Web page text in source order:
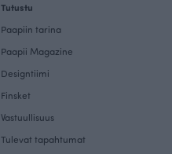
Tutustu
Paapiin tarina
Paapii Magazine
Designtiimi
Finsket
Vastuullisuus
Tulevat tapahtumat